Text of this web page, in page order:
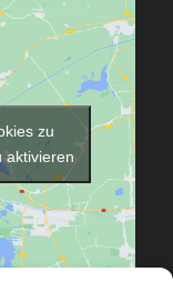
zu
aktivieren